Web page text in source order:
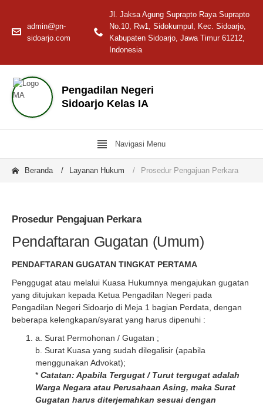
admin@pn-
sidoarjo.com
Jl. Jaksa Agung Suprapto Raya Suprapto
No.10, Rw1, Sidokumpul, Kec. Sidoarjo,
Kabupaten Sidoarjo, Jawa Timur 61212,
Indonesia
Pengadilan Negeri
Sidoarjo Kelas IA
Navigasi Menu
Beranda Layanan Hukum Prosedur Pengajuan Perkara
Prosedur Pengajuan Perkara
Pendaftaran Gugatan (Umum)
PENDAFTARAN GUGATAN TINGKAT PERTAMA
Penggugat atau melalui Kuasa Hukumnya mengajukan gugatan
yang ditujukan kepada Ketua Pengadilan Negeri pada
Pengadilan Negeri Sidoarjo di Meja 1 bagian Perdata, dengan
beberapa kelengkapan/syarat yang harus dipenuhi :
a. Surat Permohonan / Gugatan ;
b. Surat Kuasa yang sudah dilegalisir (apabila
menggunakan Advokat);
* Catatan: Apabila Tergugat / Turut tergugat adalah
Warga Negara atau Perusahaan Asing, maka Surat
Gugatan harus diterjemahkan sesuai dengan